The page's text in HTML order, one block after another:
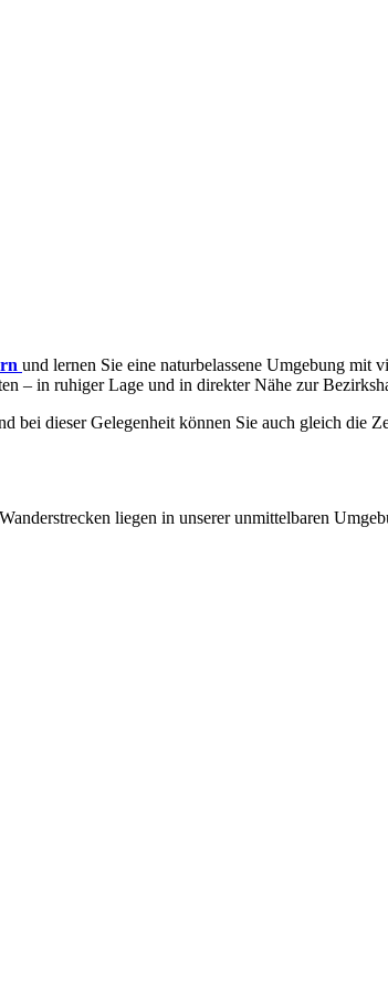
und lernen Sie eine naturbelassene Umgebung mit
– in ruhiger Lage und in direkter Nähe zur
bei dieser Gelegenheit können Sie auch gleich die
liegen in unserer unmittelbaren